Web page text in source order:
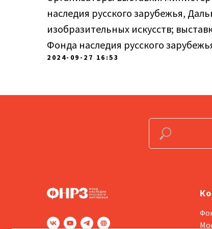
наследия русского зарубежья,
изобразительных искусств;
Фонда наследия русского
2024-09-27 16:53